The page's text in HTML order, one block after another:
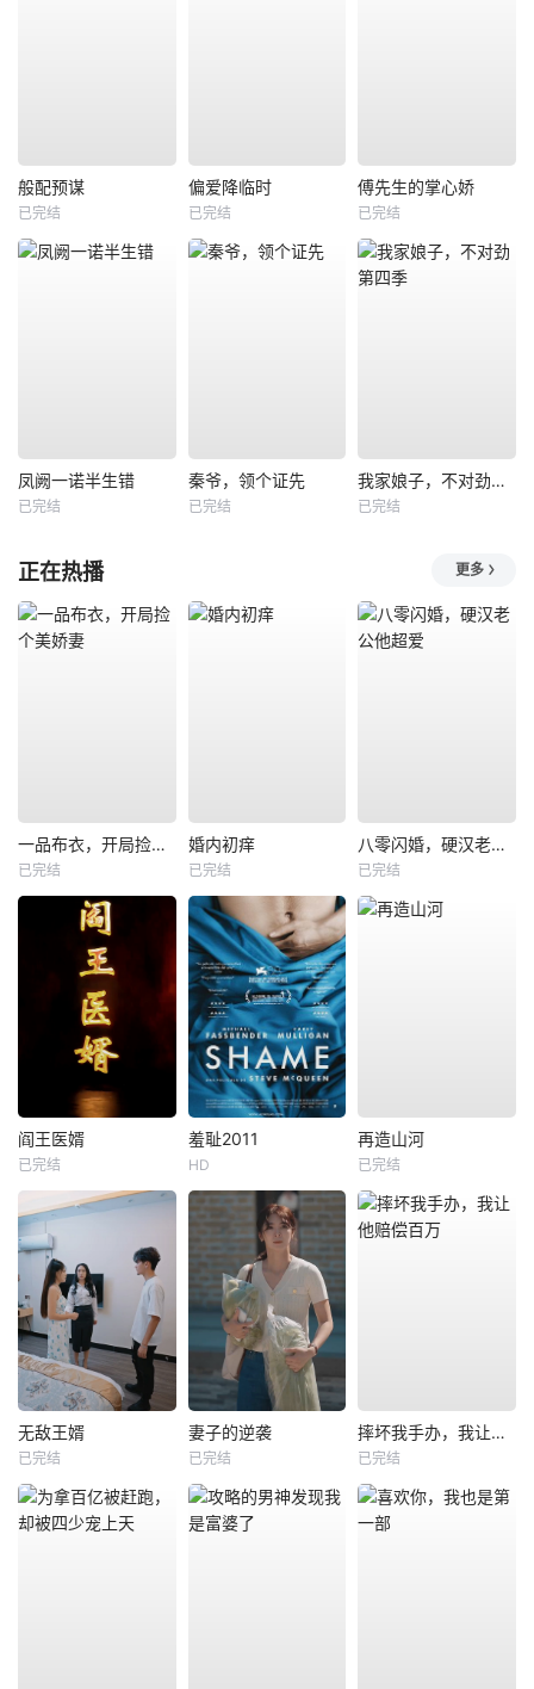
般配预谋
已完结
偏爱降临时
已完结
傅先生的掌心娇
已完结
凤阙一诺半生错
已完结
秦爷，领个证先
已完结
我家娘子，不对劲第四季
已完结
正在热播 更多
一品布衣，开局捡个美娇妻
已完结
婚内初痒
已完结
八零闪婚，硬汉老公他超爱
已完结
阎王医婿
已完结
羞耻2011
HD
再造山河
已完结
无敌王婿
已完结
妻子的逆袭
已完结
摔坏我手办，我让他赔偿百万
已完结